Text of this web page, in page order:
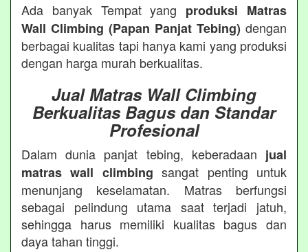
Ada banyak Tempat yang produksi Matras
Wall Climbing (Papan Panjat Tebing) dengan
berbagai kualitas tapi hanya kami yang produksi
dengan harga murah berkualitas.
Jual Matras Wall Climbing
Berkualitas Bagus dan Standar
Profesional
Dalam dunia panjat tebing, keberadaan jual
matras wall climbing sangat penting untuk
menunjang keselamatan. Matras berfungsi
sebagai pelindung utama saat terjadi jatuh,
sehingga harus memiliki kualitas bagus dan
daya tahan tinggi.